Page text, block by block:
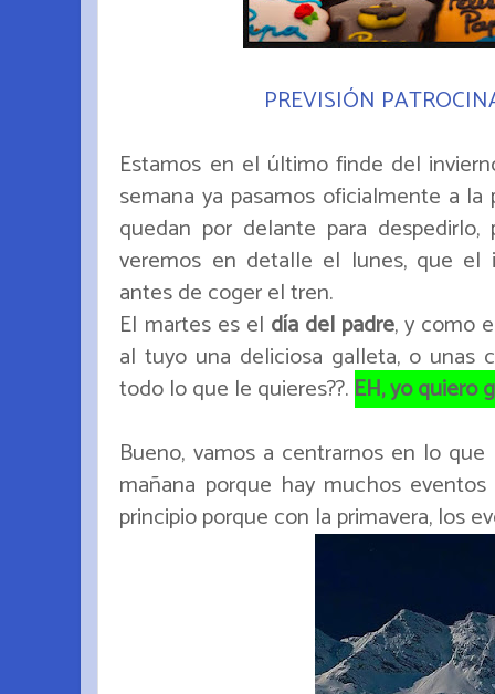
PREVISIÓN
Estamos en el último finde del
semana ya pasamos oficialmente a
quedan por delante para
veremos en detalle el lunes, que el
antes de coger el tren.
El martes es el día del padre, y como
al tuyo una deliciosa galleta, o unas
todo lo que le quieres??. EH, yo quiero
Bueno, vamos a centrarnos en lo
mañana porque hay muchos
principio porque con la primavera, los